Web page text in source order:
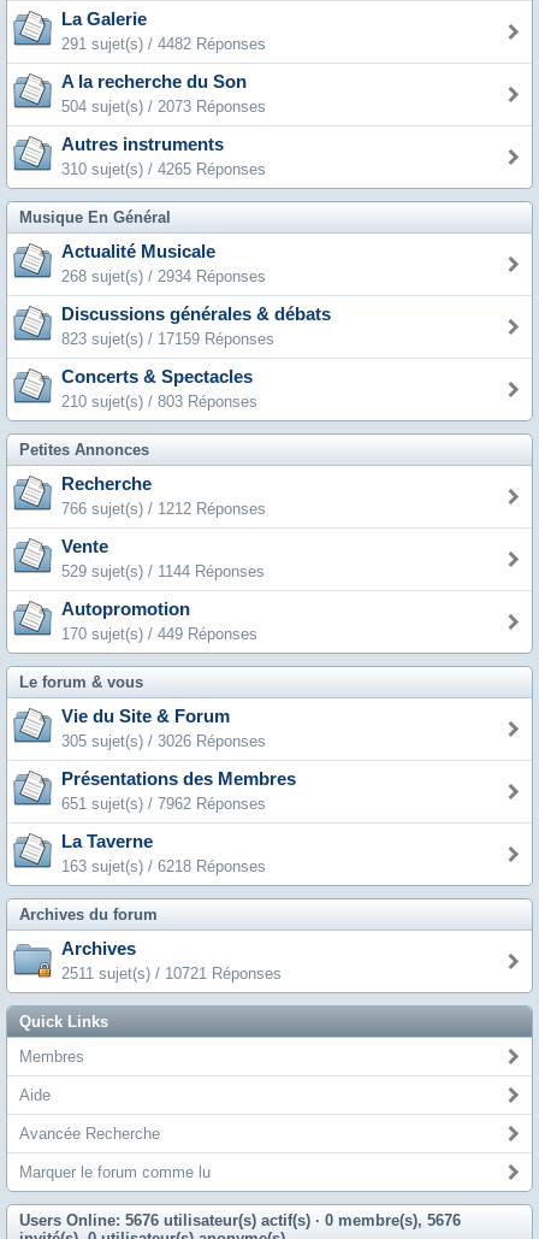
La Galerie
291 sujet(s) / 4482 Réponses
A la recherche du Son
504 sujet(s) / 2073 Réponses
Autres instruments
310 sujet(s) / 4265 Réponses
Musique En Général
Actualité Musicale
268 sujet(s) / 2934 Réponses
Discussions générales & débats
823 sujet(s) / 17159 Réponses
Concerts & Spectacles
210 sujet(s) / 803 Réponses
Petites Annonces
Recherche
766 sujet(s) / 1212 Réponses
Vente
529 sujet(s) / 1144 Réponses
Autopromotion
170 sujet(s) / 449 Réponses
Le forum & vous
Vie du Site & Forum
305 sujet(s) / 3026 Réponses
Présentations des Membres
651 sujet(s) / 7962 Réponses
La Taverne
163 sujet(s) / 6218 Réponses
Archives du forum
Archives
2511 sujet(s) / 10721 Réponses
Quick Links
Membres
Aide
Avancée Recherche
Marquer le forum comme lu
Users Online: 5676 utilisateur(s) actif(s) · 0 membre(s), 5676